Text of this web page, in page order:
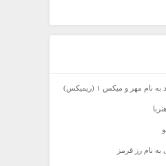
مهر و میکس ۱ (ریمیکس)
به نام رز قرمز